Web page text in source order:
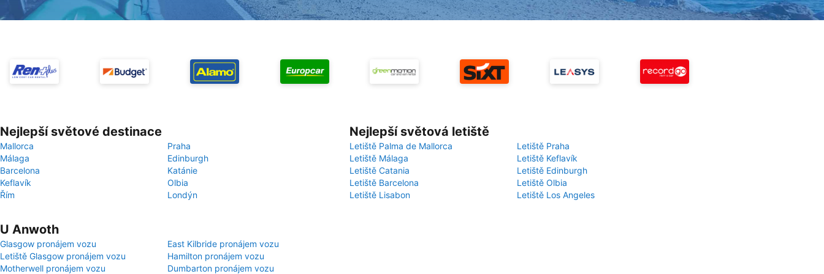
Nejlepší světové destinace
Mallorca
Praha
Málaga
Edinburgh
Barcelona
Katánie
Keflavík
Olbia
Řím
Londýn
Nejlepší světová letiště
Letiště Palma de Mallorca
Letiště Praha
Letiště Málaga
Letiště Keflavík
Letiště Catania
Letiště Edinburgh
Letiště Barcelona
Letiště Olbia
Letiště Lisabon
Letiště Los Angeles
U Anwoth
Glasgow pronájem vozu
East Kilbride pronájem vozu
Letiště Glasgow pronájem vozu
Hamilton pronájem vozu
Motherwell pronájem vozu
Dumbarton pronájem vozu